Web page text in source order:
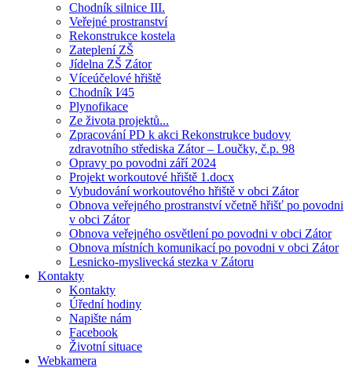
Chodník silnice III.
Veřejné prostranství
Rekonstrukce kostela
Zateplení ZŠ
Jídelna ZŠ Zátor
Víceúčelové hřiště
Chodník I⁄45
Plynofikace
Ze života projektů...
Zpracování PD k akci Rekonstrukce budovy
zdravotního střediska Zátor – Loučky, č.p. 98
Opravy po povodni září 2024
Projekt workoutové hřiště 1.docx
Vybudování workoutového hřiště v obci Zátor
Obnova veřejného prostranství včetně hřišť po povodni
v obci Zátor
Obnova veřejného osvětlení po povodni v obci Zátor
Obnova místních komunikací po povodni v obci Zátor
Lesnicko-myslivecká stezka v Zátoru
Kontakty
Kontakty
Úřední hodiny
Napište nám
Facebook
Životní situace
Webkamera